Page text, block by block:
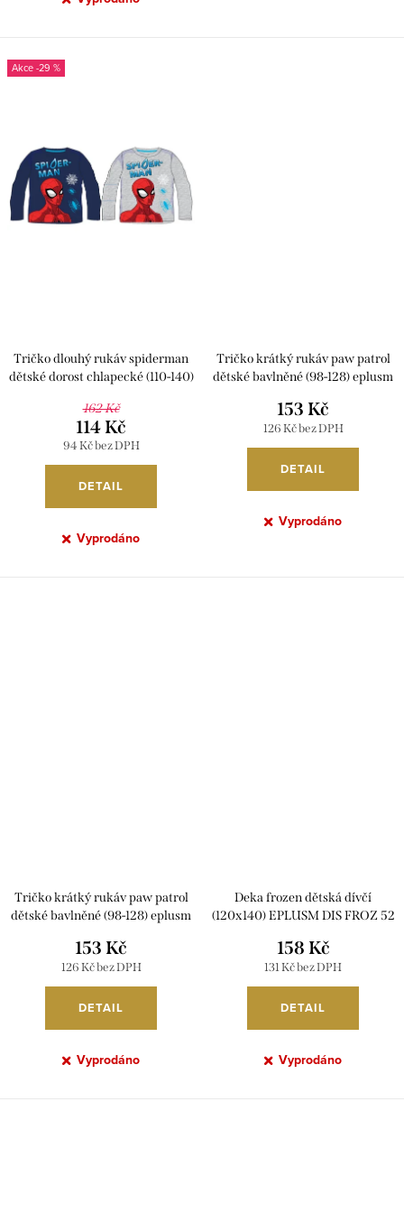
-29 %
Tričko dlouhý rukáv spiderman
dětské dorost chlapecké (110-140)
162 Kč
94 Kč bez DPH
114 Kč
DETAIL
Vyprodáno
Tričko krátký rukáv paw patrol
dětské bavlněné (98-128) eplusm
126 Kč bez DPH
153 Kč
DETAIL
Vyprodáno
Tričko krátký rukáv paw patrol
dětské bavlněné (98-128) eplusm
126 Kč bez DPH
153 Kč
DETAIL
Vyprodáno
Deka frozen dětská dívčí
(120x140) EPLUSM DIS FROZ 52
131 Kč bez DPH
158 Kč
DETAIL
Vyprodáno